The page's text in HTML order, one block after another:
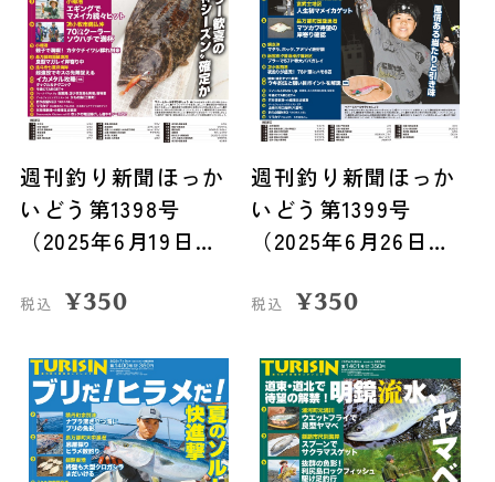
週刊釣り新聞ほっか
いどう第1398号
（2025年6月19日発
税込 ¥350
週刊釣り新聞ほっか
いどう第1399号
（2025年6月26日発
税込 ¥350